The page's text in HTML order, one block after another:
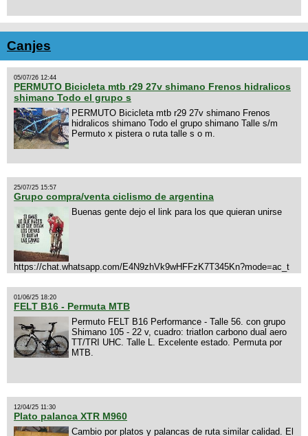
Canjes
05/07/26 12:44
PERMUTO Bicicleta mtb r29 27v shimano Frenos hidralicos
shimano Todo el grupo s
PERMUTO Bicicleta mtb r29 27v shimano Frenos
hidralicos shimano Todo el grupo shimano Talle s/m
Permuto x pistera o ruta talle s o m.
25/07/25 15:57
Grupo compra/venta ciclismo de argentina
Buenas gente dejo el link para los que quieran unirse
https://chat.whatsapp.com/E4N9zhVk9wHFFzK7T345Kn?mode=ac_t
01/06/25 18:20
FELT B16 - Permuta MTB
Permuto FELT B16 Performance - Talle 56. con grupo
Shimano 105 - 22 v, cuadro: triatlon carbono dual aero
TT/TRI UHC. Talle L. Excelente estado. Permuta por
MTB.
12/04/25 11:30
Plato palanca XTR M960
Cambio por platos y palancas de ruta similar calidad. El